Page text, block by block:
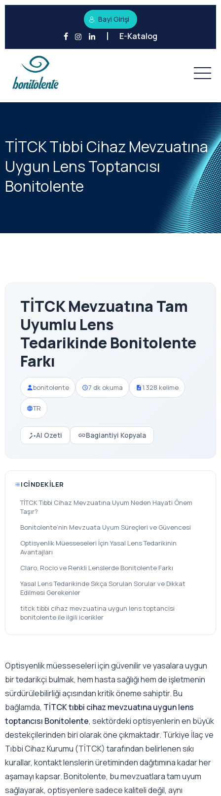
Bayi Girişi
E-Katalog
TİTCK Tıbbi Cihaz Mevzuatına
Uygun Lens Toptancısı
Bonitolente
TİTCK Mevzuatına Tam
Uyumlu Lens
Tedarikinde Bonitolente
Farkı
bonitolente 7 dk okuma 1.328 kelime
TR
AI Ozeti Baglantiyi Kopyala
ICINDEKILER
TİTCK Tıbbi Cihaz Mevzuatına Uyum Neden Hayati Önem
Taşır?
Bonitolente’nin Mevzuata Uyum Süreçleri ve Güvencesi
Optisyenlik Müesseseleri İçin Yasal Lens Tedarikinin
Avantajları
Claro, Rocio ve Renkli Lenslerde Bonitolente Farkı
Yasal Lens Tedarikinde Sıkça Sorulan Sorular ve Dikkat
Edilmesi Gerekenler
titck tibbi cihaz mevzuatina uygun lens toptancisi
bonitolente ile ilgili icerikler
Optisyenlik müesseseleri için güvenilir ve yasalara uygun
bir tedarikçi bulmak, hem hasta sağlığı hem de işletmenin
sürdürülebilirliği açısından kritik öneme sahiptir. Bu
bağlamda, TİTCK tıbbi cihaz mevzuatına uygun lens
toptancısı Bonitolente, sektördeki optisyenlerin en büyük
destekçilerinden biri olarak öne çıkmaktadır. Türkiye İlaç ve
Tıbbi Cihaz Kurumu (TİTCK) tarafından belirlenen sıkı
kurallar, kontakt lenslerin üretiminden dağıtımına kadar her
aşamayı kapsar. Bonitolente, bu mevzuatlara tam uyum
sağlayarak, optisyenlere sadece kaliteli değil, aynı